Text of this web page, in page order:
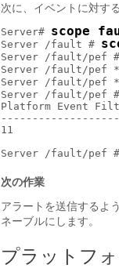
次に、イベントに対す
Server# scope
Server /fault #
Server /fault/pef
Server /fault/pef
Server /fault/pef
Server /fault/pef
Platform
11
次の作業
アラートを送信するよ
ネーブルにします。
プラットフ